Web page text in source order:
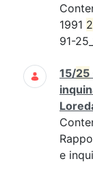
1991
91-
15/25
e